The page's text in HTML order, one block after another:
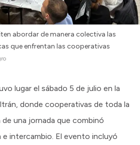
abordar de manera colectiva las
que enfrentan las cooperativas
lugar el sábado 5 de julio en la
donde cooperativas de toda la
una jornada que combinó
intercambio. El evento incluyó